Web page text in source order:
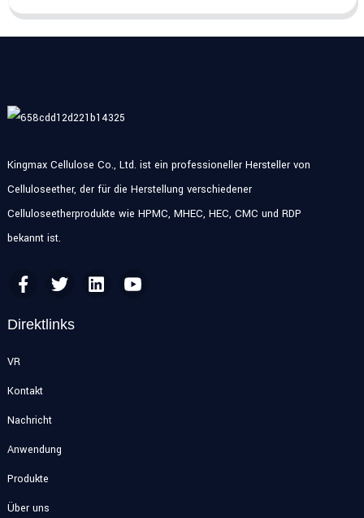
Kingmax Cellulose Co., Ltd. ist ein professioneller Hersteller von
Celluloseether, der für die Herstellung verschiedener
Celluloseetherprodukte wie HPMC, MHEC, HEC, CMC und RDP
bekannt ist.
Direktlinks
VR
Kontakt
Nachricht
Anwendung
Produkte
Über uns